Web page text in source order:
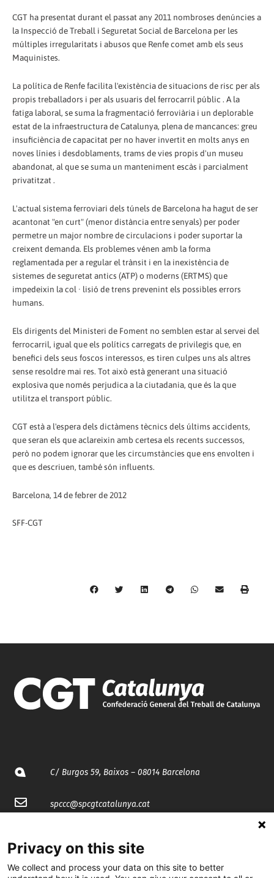
CGT ha presentat durant el passat any 2011 nombroses denúncies a
la Inspecció de Treball i Seguretat Social de Barcelona per les
múltiples irregularitats i abusos que Renfe comet amb els seus
Maquinistes.
La política de Renfe facilita l'existència de situacions de risc per als
propis treballadors i per als usuaris del ferrocarril públic . A la
fatiga laboral, se suma la fragmentació ferroviària i un deplorable
estat de la infraestructura de Catalunya, plena de mancances: greu
insuficiència de capacitat per no haver invertit en molts anys en
noves línies i desdoblaments, trams de vies propis d'un museu
abandonat, al que se suma un manteniment escàs i parcialment
privatitzat .
L'actual sistema ferroviari dels túnels de Barcelona ha hagut de ser
acantonat "en curt" (menor distància entre senyals) per poder
permetre un major nombre de circulacions i poder suportar la
creixent demanda. Els problemes vénen amb la forma
reglamentada per a regular el trànsit i en la inexistència de
sistemes de seguretat antics (ATP) o moderns (ERTMS) que
impedeixin la col · lisió de trens prevenint els possibles errors
humans.
Els dirigents del Ministeri de Foment no semblen estar al servei del
ferrocarril, igual que els polítics carregats de privilegis que, en
benefici dels seus foscos interessos, es tiren culpes uns als altres
sense resoldre mai res. Tot això està generant una situació
explosiva que només perjudica a la ciutadania, que és la que
utilitza el transport públic.
CGT està a l'espera dels dictàmens tècnics dels últims accidents,
que seran els que aclareixin amb certesa els recents successos,
però no podem ignorar que les circumstàncies que ens envolten i
que es descriuen, també són influents.
Barcelona, ​​14 de febrer de 2012
SFF-CGT
C/ Burgos 59, Baixos – 08014 Barcelona
spccc@spcgtcatalunya.cat
@CGTCatalunya
Privacy on this site
We collect and process your data on this site to better